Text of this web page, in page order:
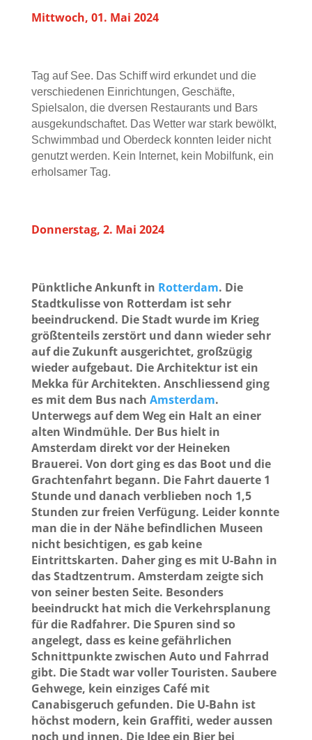
Mittwoch, 01. Mai 2024
Tag auf See. Das Schiff wird erkundet und die
verschiedenen Einrichtungen, Geschäfte,
Spielsalon, die dversen Restaurants und Bars
ausgekundschaftet. Das Wetter war stark bewölkt,
Schwimmbad und Oberdeck konnten leider nicht
genutzt werden. Kein Internet, kein Mobilfunk, ein
erholsamer Tag.
Donnerstag, 2. Mai 2024
Pünktliche Ankunft in Rotterdam. Die
Stadtkulisse von Rotterdam ist sehr
beeindruckend. Die Stadt wurde im Krieg
größtenteils zerstört und dann wieder sehr
auf die Zukunft ausgerichtet, großzügig
wieder aufgebaut. Die Architektur ist ein
Mekka für Architekten. Anschliessend ging
es mit dem Bus nach Amsterdam.
Unterwegs auf dem Weg ein Halt an einer
alten Windmühle. Der Bus hielt in
Amsterdam direkt vor der Heineken
Brauerei. Von dort ging es das Boot und die
Grachtenfahrt begann. Die Fahrt dauerte 1
Stunde und danach verblieben noch 1,5
Stunden zur freien Verfügung. Leider konnte
man die in der Nähe befindlichen Museen
nicht besichtigen, es gab keine
Eintrittskarten. Daher ging es mit U-Bahn in
das Stadtzentrum. Amsterdam zeigte sich
von seiner besten Seite. Besonders
beeindruckt hat mich die Verkehrsplanung
für die Radfahrer. Die Spuren sind so
angelegt, dass es keine gefährlichen
Schnittpunkte zwischen Auto und Fahrrad
gibt. Die Stadt war voller Touristen. Saubere
Gehwege, kein einziges Café mit
Canabisgeruch gefunden. Die U-Bahn ist
höchst modern, kein Graffiti, weder aussen
noch und innen. Die Idee ein Bier bei